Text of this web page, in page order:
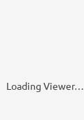
Loading Viewer…